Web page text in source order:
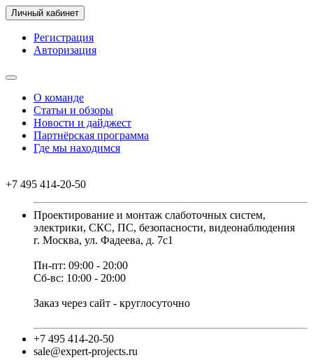
Личный кабинет
Регистрация
Авторизация
О команде
Статьи и обзоры
Новости и дайджест
Партнёрская программа
Где мы находимся
+7 495 414-20-50
Проектирование и монтаж слаботочных систем,
электрики, СКС, ПС, безопасности, видеонаблюдения
г. Москва, ул. Фадеева, д. 7с1
Пн-пт: 09:00 - 20:00
Сб-вс: 10:00 - 20:00
Заказ через сайт - круглосуточно
+7 495 414-20-50
sale@expert-projects.ru